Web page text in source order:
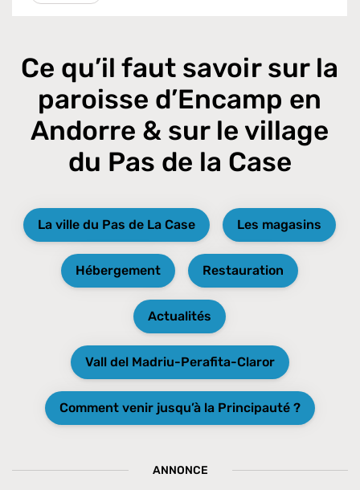
Ce qu’il faut savoir sur la
paroisse d’Encamp en
Andorre & sur le village
du Pas de la Case
La ville du Pas de La Case Les magasins
Hébergement Restauration
Actualités
Vall del Madriu-Perafita-Claror
Comment venir jusqu’à la Principauté ?
ANNONCE